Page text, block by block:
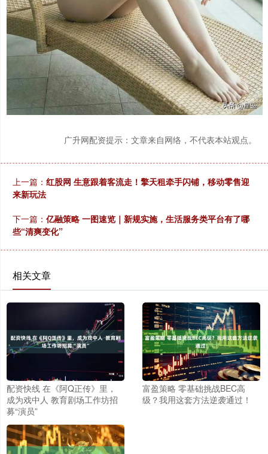
广升网配资提示：文章来自网络，不代表本站观点。
上一篇： 红股网 生意跟着客流走！擎天租牵手闪铺，移动零售迎
来新玩法
下一篇： 亿融策略 一图速览｜新规实施，生活服务类平台有了哪
些“清爽变化”
相关文章
配资快线 在《阿Q正传》里，
成为戏中人 教育剧场工作坊招
募“演员”
富盈策略 零基础挑战BEC高
级？我用这套方法逆袭通过！